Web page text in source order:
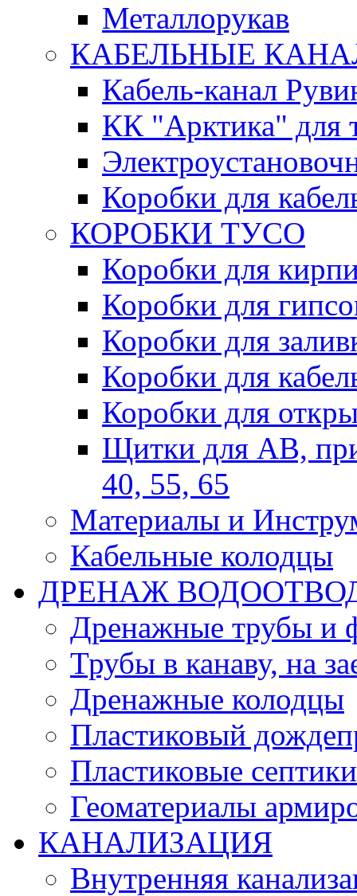
Металлорукав
КАБЕЛЬНЫЕ
Кабель-канал
КК "Арктика" для
Коробки для
КОРОБКИ ТУСО
Коробки для
Коробки для
Коробки для
Коробки для
Коробки для
Щитки для АВ,
40, 55, 65
Материалы и
Кабельные колодцы
ДРЕНАЖ
Дренажные трубы и
Трубы в канаву, на
Дренажные колодцы
Пластиковый
Пластиковые септики
Геоматериалы
КАНАЛИЗАЦИЯ
Внутренняя